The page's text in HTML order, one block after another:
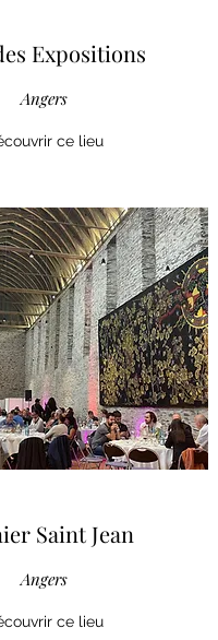
Expositions
Angers
ce lieu
Saint Jean
Angers
ce lieu